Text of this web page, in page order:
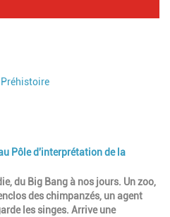
Pôle d'interprétation de la
du Big Bang à nos jours. Un zoo,
des chimpanzés, un agent
les singes. Arrive une